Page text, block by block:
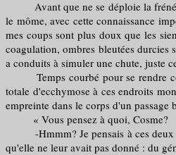
Avant que ne se déploie la
le môme, avec cette connaissance
mes coups sont plus doux que les
coagulation, ombres bleutées
a conduits à simuler une chute, juste
Temps courbé pour se rendre
totale d'ecchymose à ces endroits
empreinte dans le corps d'un passage
« Vous pensez à quoi, Cosme?
-Hmmm? Je pensais à ces deux
qu'elle ne leur avait pas donné : du